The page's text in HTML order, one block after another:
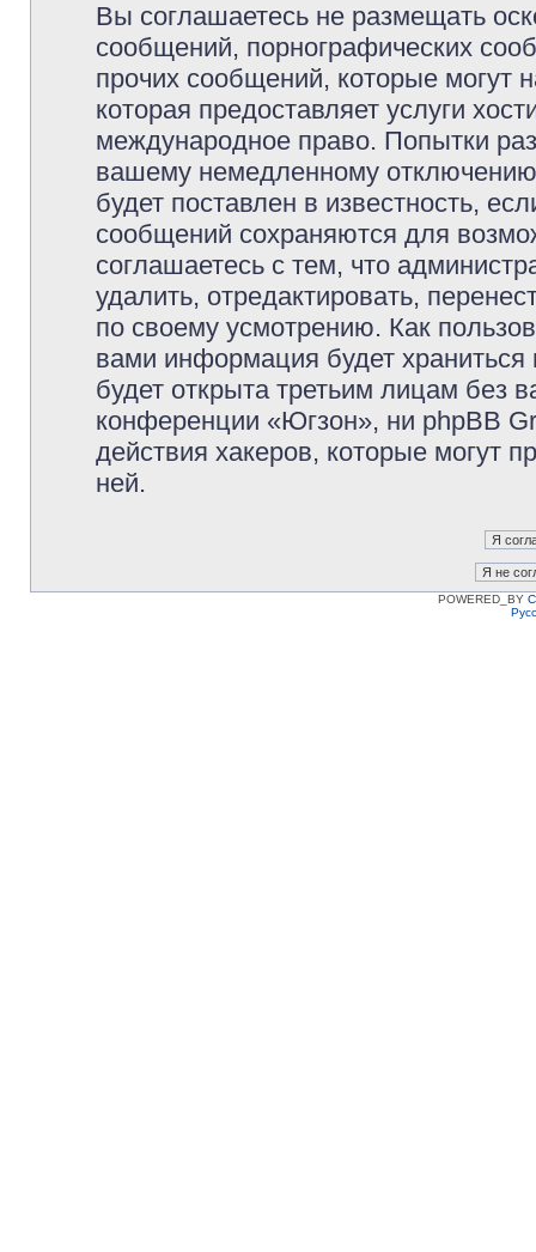
Вы соглашаетесь не размещать
сообщений, порнографических
прочих сообщений, которые могут
которая предоставляет услуги
международное право. Попытки
вашему немедленному
будет поставлен в известность,
сообщений сохраняются для
соглашаетесь с тем, что
удалить, отредактировать,
по своему усмотрению. Как
вами информация будет
будет открыта третьим лицам без
конференции «Югзон», ни phpBB
действия хакеров, которые могут
ней.
POWERED_BY